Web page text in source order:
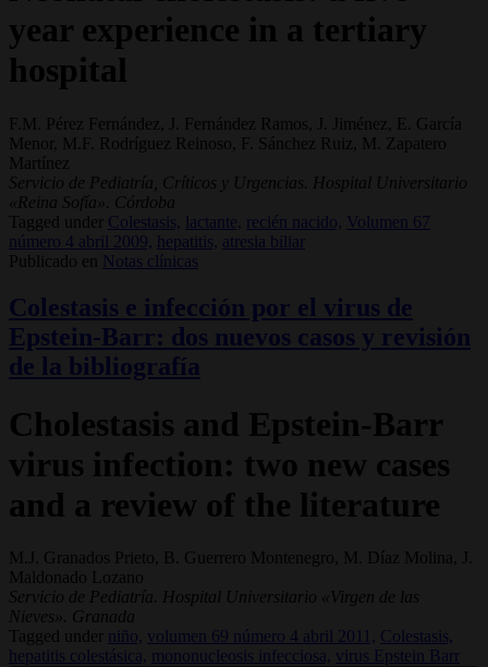
year experience in a tertiary
hospital
F.M. Pérez Fernández, J. Fernández Ramos, J. Jiménez, E. García
Menor, M.F. Rodríguez Reinoso, F. Sánchez Ruiz, M. Zapatero
Martínez
Servicio de Pediatría, Críticos y Urgencias. Hospital Universitario
«Reina Sofía». Córdoba
Tagged under
Colestasis, lactante, recién nacido,
Volumen 67
número 4 abril 2009,
hepatitis, atresia biliar
Publicado en
Notas clínicas
Colestasis e infección por el virus de
Epstein-Barr: dos nuevos casos y revisión
de la bibliografía
Cholestasis and Epstein-Barr
virus infection: two new cases
and a review of the literature
M.J. Granados Prieto, B. Guerrero Montenegro, M. Díaz Molina, J.
Maldonado Lozano
Servicio de Pediatría. Hospital Universitario «Virgen de las
Nieves». Granada
Tagged under
niño, volumen 69 número 4 abril 2011, Colestasis,
hepatitis colestásica,
mononucleosis infecciosa, virus Epstein Barr